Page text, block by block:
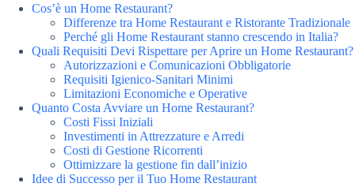
Cos’è un Home Restaurant?
Differenze tra Home Restaurant e Ristorante Tradizionale
Perché gli Home Restaurant stanno crescendo in Italia?
Quali Requisiti Devi Rispettare per Aprire un Home Restaurant?
Autorizzazioni e Comunicazioni Obbligatorie
Requisiti Igienico-Sanitari Minimi
Limitazioni Economiche e Operative
Quanto Costa Avviare un Home Restaurant?
Costi Fissi Iniziali
Investimenti in Attrezzature e Arredi
Costi di Gestione Ricorrenti
Ottimizzare la gestione fin dall’inizio
Idee di Successo per il Tuo Home Restaurant